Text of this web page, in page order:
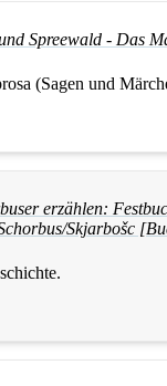
Spreewald - Das
(Sagen und
erzählen:
Skjarbošc